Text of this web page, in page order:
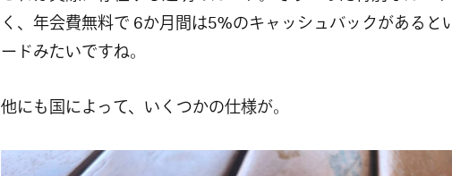
く、年会費無料で 6か月間は5%のキャッシュバックがあると
ードみたいですね。
他にも国によって、いくつかの仕様が。